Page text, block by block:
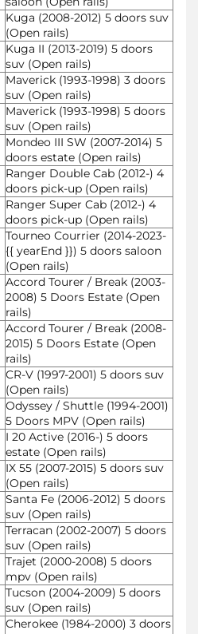
Kuga (2008-2012) 5 doors suv
(Open rails)
Kuga II (2013-2019) 5 doors
suv (Open rails)
Maverick (1993-1998) 3 doors
suv (Open rails)
Maverick (1993-1998) 5 doors
suv (Open rails)
Mondeo III SW (2007-2014) 5
doors estate (Open rails)
Ranger Double Cab (2012-) 4
doors pick-up (Open rails)
Ranger Super Cab (2012-) 4
doors pick-up (Open rails)
Tourneo Courrier (2014-2023-
{{ yearEnd }}) 5 doors saloon
(Open rails)
Accord Tourer / Break (2003-
2008) 5 Doors Estate (Open
rails)
Accord Tourer / Break (2008-
2015) 5 Doors Estate (Open
rails)
CR-V (1997-2001) 5 doors suv
(Open rails)
Odyssey / Shuttle (1994-2001)
5 Doors MPV (Open rails)
I 20 Active (2016-) 5 doors
estate (Open rails)
IX 55 (2007-2015) 5 doors suv
(Open rails)
Santa Fe (2006-2012) 5 doors
suv (Open rails)
Terracan (2002-2007) 5 doors
suv (Open rails)
Trajet (2000-2008) 5 doors
mpv (Open rails)
Tucson (2004-2009) 5 doors
suv (Open rails)
Cherokee (1984-2000) 3 doors